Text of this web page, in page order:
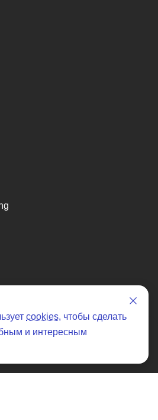
cookies, чтобы сделать
и интересным